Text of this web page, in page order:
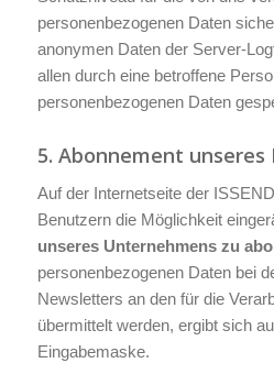
personenbezogenen Daten
anonymen Daten der Server-
allen durch eine betroffene
personenbezogenen Daten
5. Abonnement
Auf der Internetseite der
Benutzern die Möglichkeit
unseres Unternehmens zu
personenbezogenen Daten bei
Newsletters an den für die
übermittelt werden, ergibt sich
Eingabemaske.